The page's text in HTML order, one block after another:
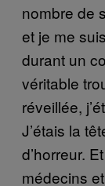
nombre de
et je me
durant un
véritable
réveillée,
J’étais la
d’horreur.
médecins